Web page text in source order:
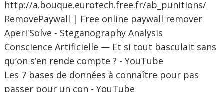
http://a.bouque.eurotech.free.fr/ab_punitions/
RemovePaywall | Free online paywall remover
Aperi'Solve - Steganography Analysis
Conscience Artificielle — Et si tout basculait sans
qu’on s’en rende compte ? - YouTube
Les 7 bases de données à connaître pour pas
passer pour un con - YouTube